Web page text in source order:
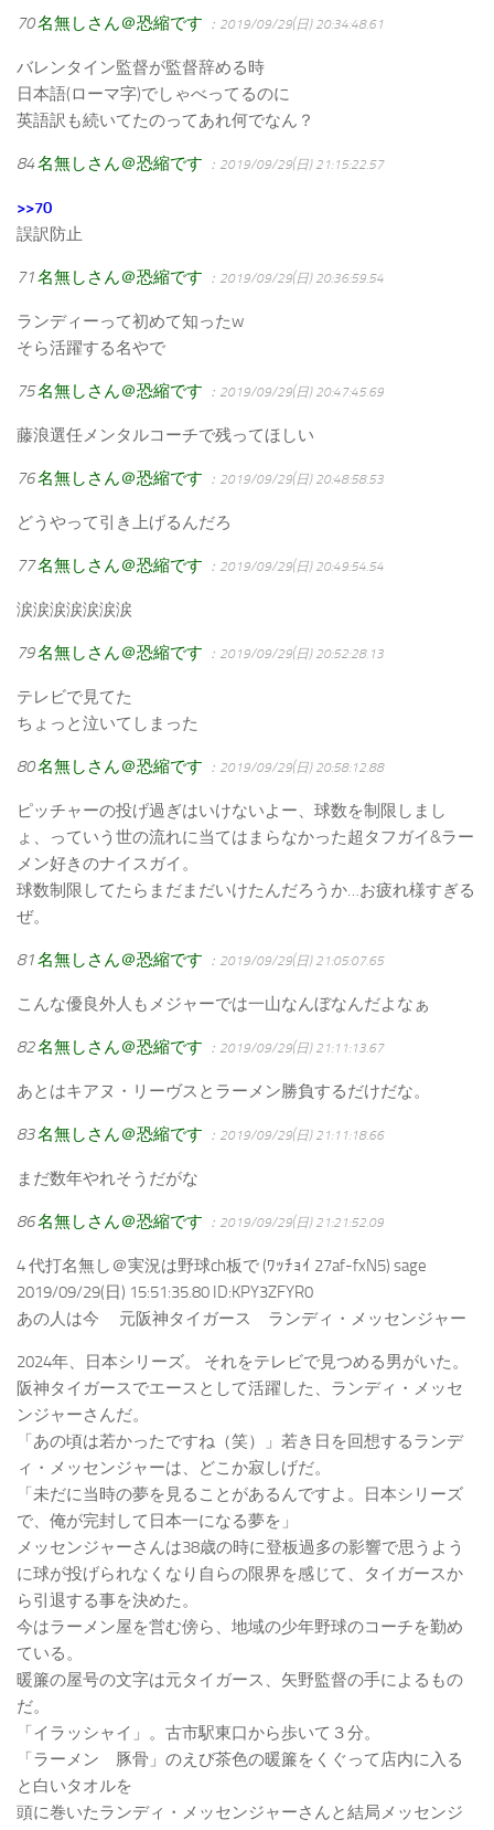
70名無しさん＠恐縮です ：2019/09/29(日) 20:34:48.61
バレンタイン監督が監督辞める時
日本語(ローマ字)でしゃべってるのに
英語訳も続いてたのってあれ何でなん？
84名無しさん＠恐縮です ：2019/09/29(日) 21:15:22.57
>>70
誤訳防止
71名無しさん＠恐縮です ：2019/09/29(日) 20:36:59.54
ランディーって初めて知ったw
そら活躍する名やで
75名無しさん＠恐縮です ：2019/09/29(日) 20:47:45.69
藤浪選任メンタルコーチで残ってほしい
76名無しさん＠恐縮です ：2019/09/29(日) 20:48:58.53
どうやって引き上げるんだろ
77名無しさん＠恐縮です ：2019/09/29(日) 20:49:54.54
涙涙涙涙涙涙涙
79名無しさん＠恐縮です ：2019/09/29(日) 20:52:28.13
テレビで見てた
ちょっと泣いてしまった
80名無しさん＠恐縮です ：2019/09/29(日) 20:58:12.88
ピッチャーの投げ過ぎはいけないよー、球数を制限しまし
ょ、っていう世の流れに当てはまらなかった超タフガイ&ラー
メン好きのナイスガイ。
球数制限してたらまだまだいけたんだろうか…お疲れ様すぎる
ぜ。
81名無しさん＠恐縮です ：2019/09/29(日) 21:05:07.65
こんな優良外人もメジャーでは一山なんぼなんだよなぁ
82名無しさん＠恐縮です ：2019/09/29(日) 21:11:13.67
あとはキアヌ・リーヴスとラーメン勝負するだけだな。
83名無しさん＠恐縮です ：2019/09/29(日) 21:11:18.66
まだ数年やれそうだがな
86名無しさん＠恐縮です ：2019/09/29(日) 21:21:52.09
4 代打名無し＠実況は野球ch板で (ﾜｯﾁｮｲ 27af-fxN5) sage
2019/09/29(日) 15:51:35.80 ID:KPY3ZFYR0
あの人は今 元阪神タイガース ランディ・メッセンジャー
2024年、日本シリーズ。 それをテレビで見つめる男がいた。
阪神タイガースでエースとして活躍した、ランディ・メッセ
ンジャーさんだ。
「あの頃は若かったですね（笑）」若き日を回想するランデ
ィ・メッセンジャーは、どこか寂しげだ。
「未だに当時の夢を見ることがあるんですよ。日本シリーズ
で、俺が完封して日本一になる夢を」
メッセンジャーさんは38歳の時に登板過多の影響で思うよう
に球が投げられなくなり自らの限界を感じて、タイガースか
ら引退する事を決めた。
今はラーメン屋を営む傍ら、地域の少年野球のコーチを勤め
ている。
暖簾の屋号の文字は元タイガース、矢野監督の手によるもの
だ。
「イラッシャイ」。古市駅東口から歩いて３分。
「ラーメン 豚骨」のえび茶色の暖簾をくぐって店内に入る
と白いタオルを
頭に巻いたランディ・メッセンジャーさんと結局メッセンジ